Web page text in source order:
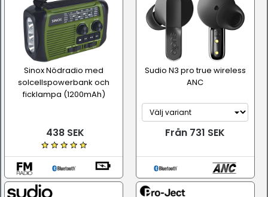
Sinox Nödradio med
solcellspowerbank och
ficklampa (1200mAh)
438 SEK
Sudio N3 pro true wireless
ANC
Från 731 SEK